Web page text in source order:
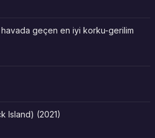
geçen en iyi korku-gerilim
Island) (2021)